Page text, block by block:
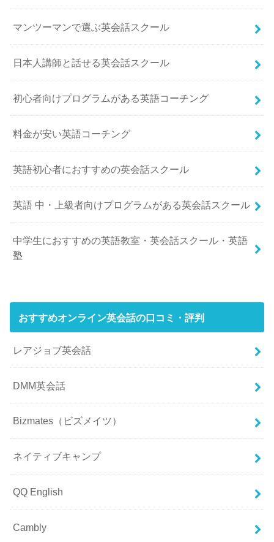
マンツーマンで選ぶ英会話スクール
日本人講師と話せる英会話スクール
初心者向けプログラムがある英語コーチング
料金が安い英語コーチング
英語初心者におすすめの英会話スクール
英語 中・上級者向けプログラムがある英会話スクール
中学生におすすめの英語教室・英会話スクール・英語
塾
おすすめオンライン英会話の口コミ・評判
レアジョブ英会話
DMM英会話
Bizmates（ビズメイツ）
ネイティブキャンプ
QQ English
Cambly